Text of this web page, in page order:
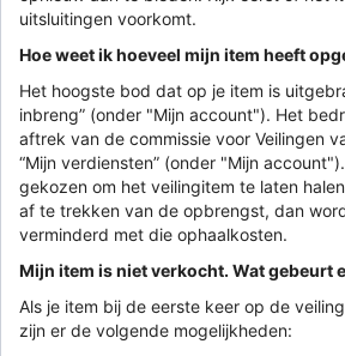
uitsluitingen voorkomt.
Hoe weet ik hoeveel mijn item heeft
Het hoogste bod dat op je item is
inbreng” (onder "Mijn account"). Het
aftrek van de commissie voor Veilingen
“Mijn verdiensten” (onder "Mijn
gekozen om het veilingitem te laten
af te trekken van de opbrengst, dan
verminderd met die ophaalkosten.
Mijn item is niet verkocht. Wat gebeurt
Als je item bij de eerste keer op de
zijn er de volgende mogelijkheden: